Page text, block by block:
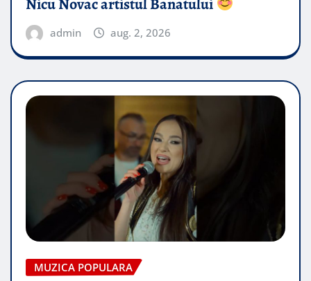
Nicu Novac artistul Banatului
admin aug. 2, 2026
MUZICA POPULARA